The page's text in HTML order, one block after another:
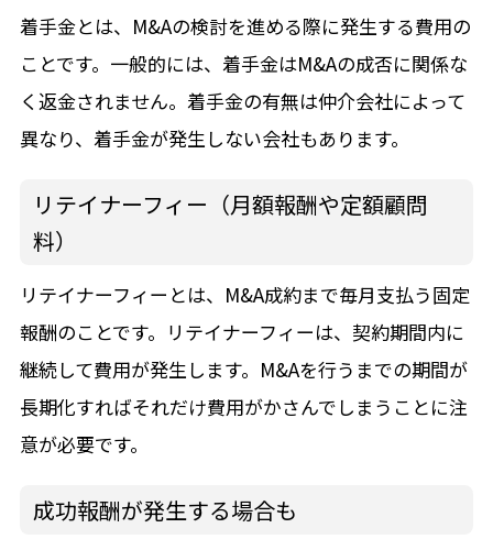
着手金とは、M&Aの検討を進める際に発生する費用の
ことです。一般的には、着手金はM&Aの成否に関係な
く返金されません。着手金の有無は仲介会社によって
異なり、着手金が発生しない会社もあります。
リテイナーフィー（月額報酬や定額顧問
料）
リテイナーフィーとは、M&A成約まで毎月支払う固定
報酬のことです。リテイナーフィーは、契約期間内に
継続して費用が発生します。M&Aを行うまでの期間が
長期化すればそれだけ費用がかさんでしまうことに注
意が必要です。
成功報酬が発生する場合も